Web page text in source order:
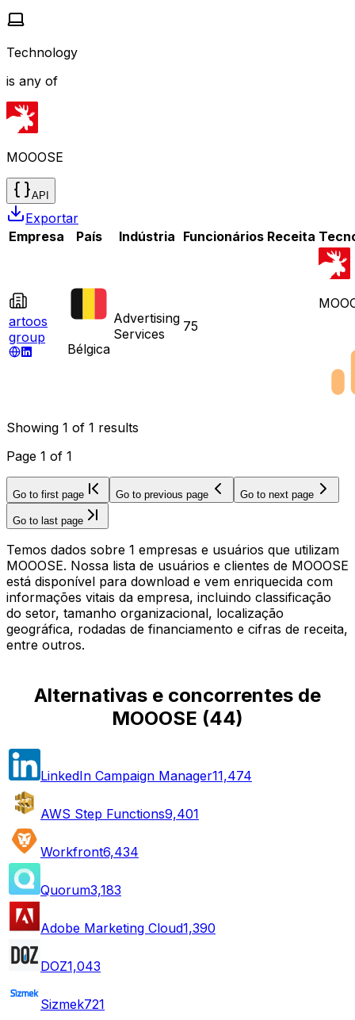
Technology
is any of
MOOOSE
API
Exportar
Empresa
País Indústria Funcionários Receita
artoos
group
Bélgica
Advertising
Services
75
Showing 1 of 1 results
Page 1 of 1
Go to first page Go to previous page Go to next page
Go to last page
Temos dados sobre 1 empresas e usuários que utilizam
MOOOSE. Nossa lista de usuários e clientes de MOOOSE
está disponível para download e vem enriquecida com
informações vitais da empresa, incluindo classificação
do setor, tamanho organizacional, localização
geográfica, rodadas de financiamento e cifras de receita,
entre outros.
Alternativas e concorrentes de
MOOOSE (44)
LinkedIn Campaign Manager11,474
AWS Step Functions9,401
Workfront6,434
Quorum3,183
Adobe Marketing Cloud1,390
DOZ1,043
Sizmek721